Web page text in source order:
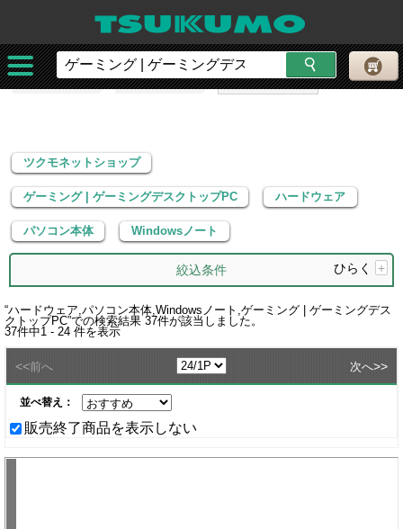
ツクモネットショップ
ゲーミング | ゲーミングデスクトップPC
ハードウェア
パソコン本体 Windowsノート
ツクモネットショップ
ゲーミング | ゲーミングデスクトップPC ハードウェア
パソコン本体 Windowsノート
絞込条件 ひらく +
“ハードウェア,パソコン本体,Windowsノート,ゲーミング | ゲーミングデス
クトップPC”での検索結果 37件が該当しました。
37件中1 - 24 件を表示
<<前へ 次へ>>
並べ替え：
販売終了商品を表示しない